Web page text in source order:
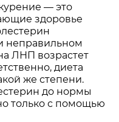
— это
здоровье
неправильном
ЛНП возрастет
диета
же степени.
до нормы
только с помощью